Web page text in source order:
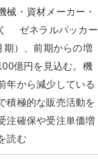
・資材メーカー・
ゼネラルパッカー
期）、前期からの増
億円を見込む。機
年から減少している
積極的な販売活動を
注確保や受注単価増
読む